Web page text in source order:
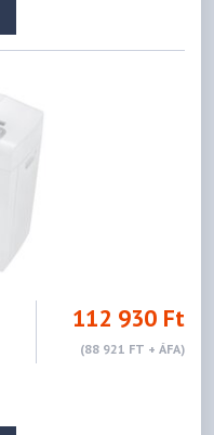
112 930 Ft
(88 921 FT + ÁFA)